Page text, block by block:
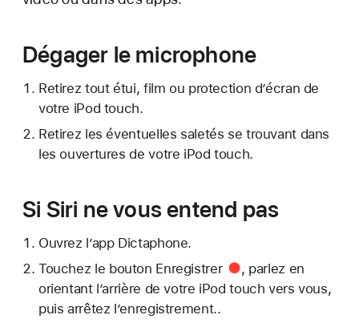
Dégager le microphone
Retirez tout étui, film ou protection d’écran de
votre iPod touch.
Retirez les éventuelles saletés se trouvant dans
les ouvertures de votre iPod touch.
Si Siri ne vous entend pas
Ouvrez l’app Dictaphone.
Touchez le bouton Enregistrer
, parlez en
orientant l’arrière de votre iPod touch vers vous,
puis arrêtez l’enregistrement..